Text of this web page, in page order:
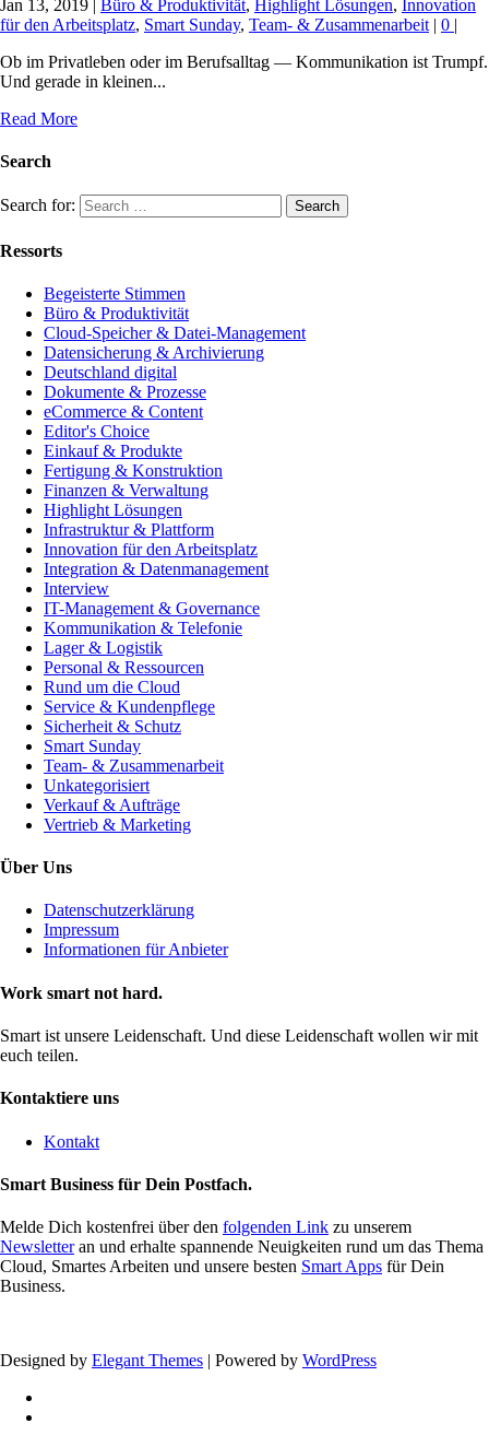
Jan 13, 2019 | Büro & Produktivität, Highlight Lösungen, Innovation
für den Arbeitsplatz, Smart Sunday, Team- & Zusammenarbeit | 0 |
Ob im Privatleben oder im Berufsalltag — Kommunikation ist Trumpf.
Und gerade in kleinen...
Read More
Search
Search for:
Ressorts
Begeisterte Stimmen
Büro & Produktivität
Cloud-Speicher & Datei-Management
Datensicherung & Archivierung
Deutschland digital
Dokumente & Prozesse
eCommerce & Content
Editor's Choice
Einkauf & Produkte
Fertigung & Konstruktion
Finanzen & Verwaltung
Highlight Lösungen
Infrastruktur & Plattform
Innovation für den Arbeitsplatz
Integration & Datenmanagement
Interview
IT-Management & Governance
Kommunikation & Telefonie
Lager & Logistik
Personal & Ressourcen
Rund um die Cloud
Service & Kundenpflege
Sicherheit & Schutz
Smart Sunday
Team- & Zusammenarbeit
Unkategorisiert
Verkauf & Aufträge
Vertrieb & Marketing
Über Uns
Datenschutzerklärung
Impressum
Informationen für Anbieter
Work smart not hard.
Smart ist unsere Leidenschaft. Und diese Leidenschaft wollen wir mit
euch teilen.
Kontaktiere uns
Kontakt
Smart Business für Dein Postfach.
Melde Dich kostenfrei über den folgenden Link zu unserem
Newsletteran und erhalte spannende Neuigkeiten rund um das Thema
Cloud, Smartes Arbeiten und unsere besten Smart Apps für Dein
Business.
Designed by Elegant Themes | Powered by WordPress